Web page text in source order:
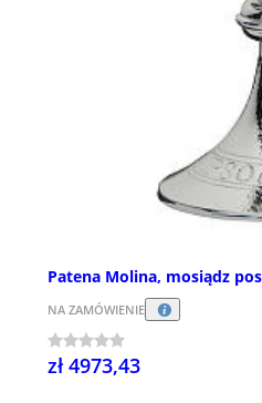
Patena Molina, mosiądz
NA ZAMÓWIENIE
zł 4973,43